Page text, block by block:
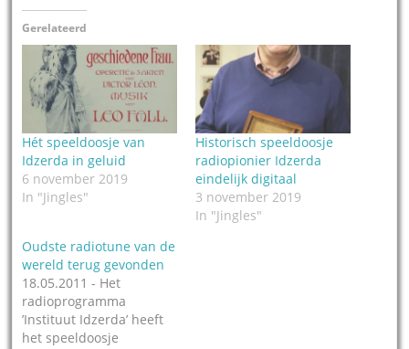
Gerelateerd
Hét speeldoosje van
Idzerda in geluid
6 november 2019
In "Jingles"
Historisch speeldoosje
radiopionier Idzerda
eindelijk digitaal
3 november 2019
In "Jingles"
Oudste radiotune van de
wereld terug gevonden
18.05.2011 - Het
radioprogramma
’Instituut Idzerda’ heeft
het speeldoosje